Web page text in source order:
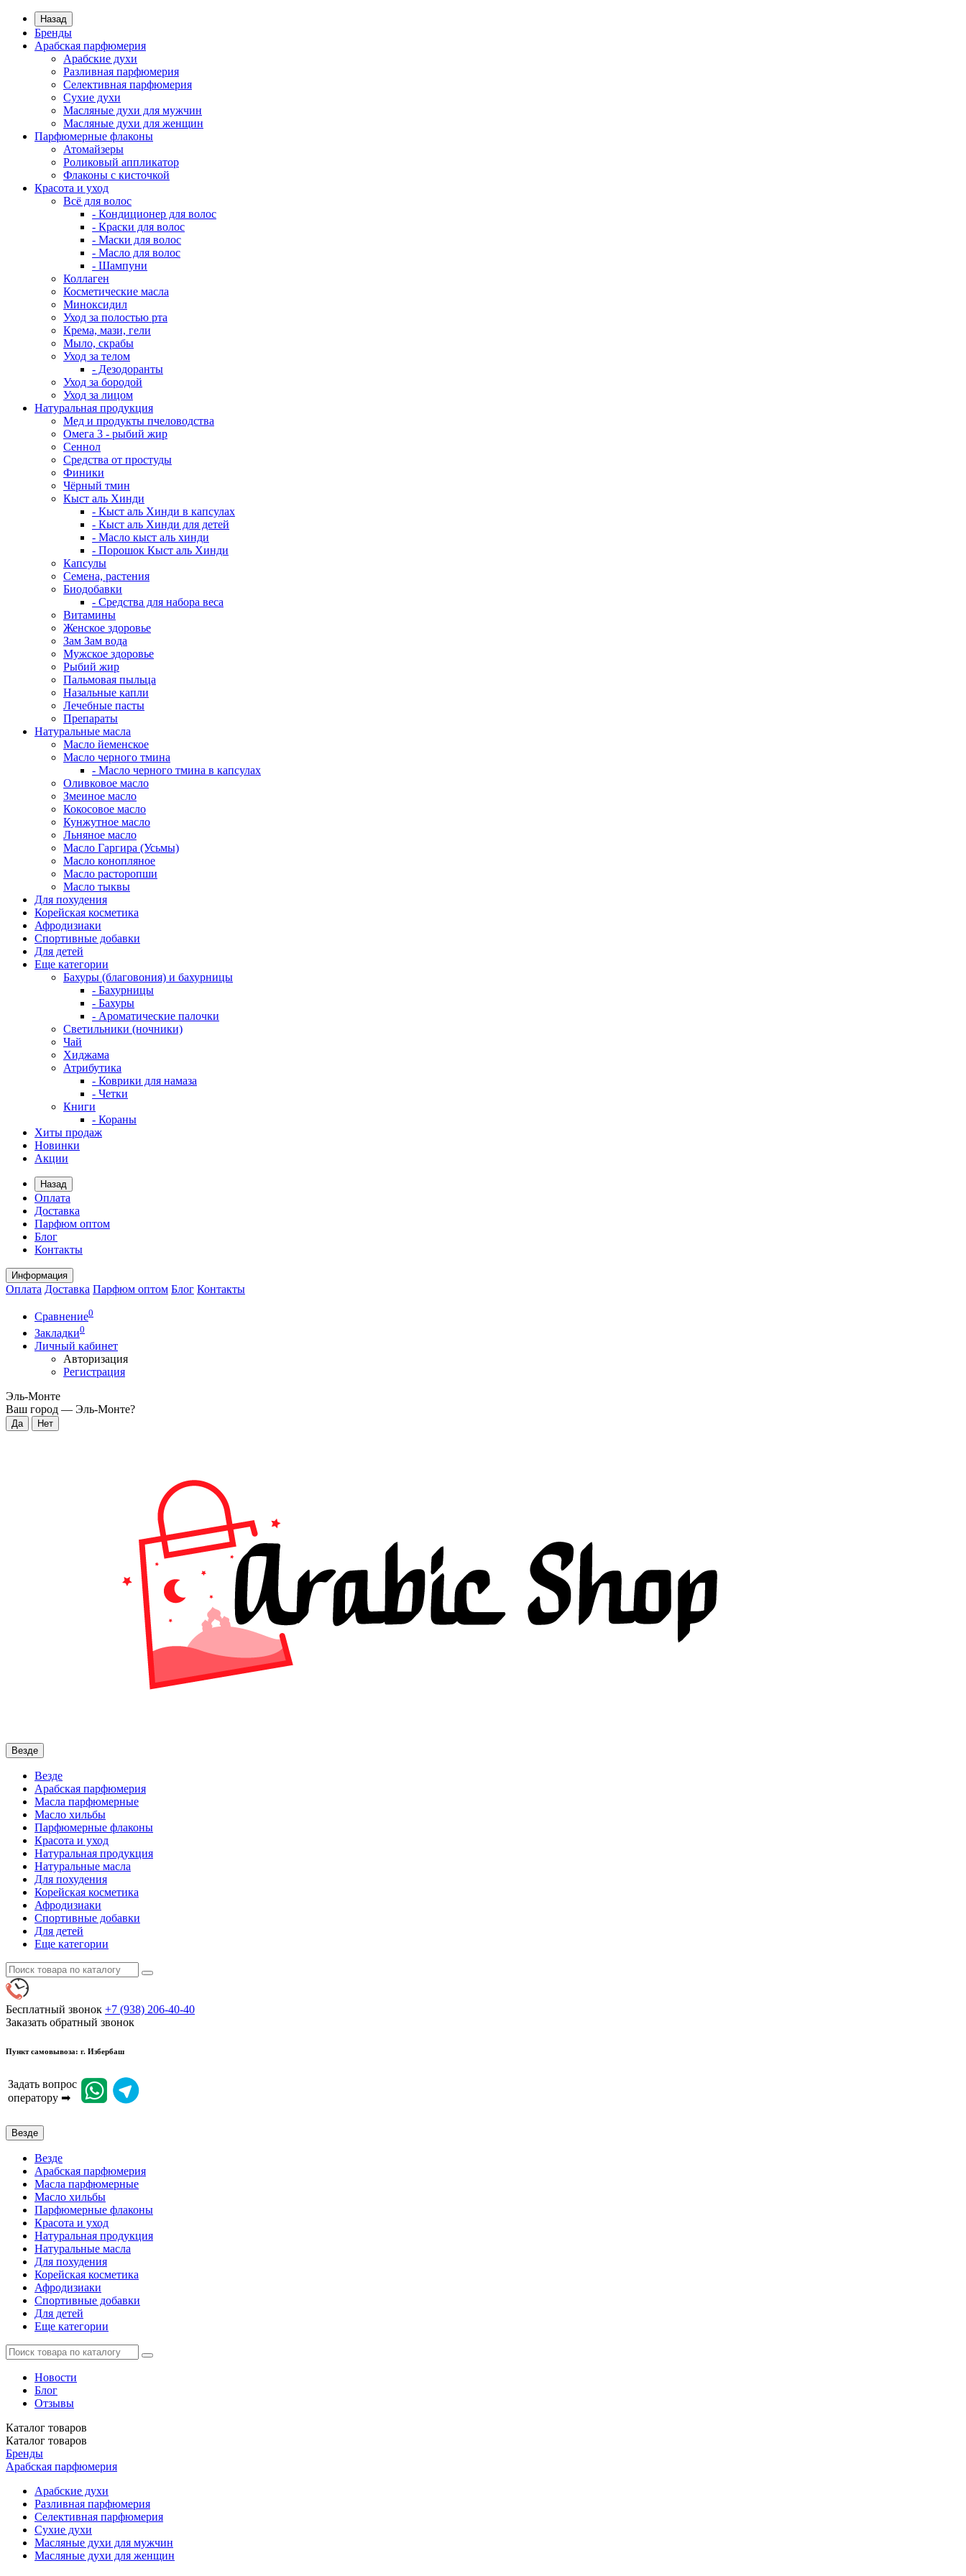
Назад
Бренды
Арабская парфюмерия
Арабские духи
Разливная парфюмерия
Селективная парфюмерия
Сухие духи
Масляные духи для мужчин
Масляные духи для женщин
Парфюмерные флаконы
Атомайзеры
Роликовый аппликатор
Флаконы с кисточкой
Красота и уход
Всё для волос
- Кондиционер для волос
- Краски для волос
- Маски для волос
- Масло для волос
- Шампуни
Коллаген
Косметические масла
Миноксидил
Уход за полостью рта
Крема, мази, гели
Мыло, скрабы
Уход за телом
- Дезодоранты
Уход за бородой
Уход за лицом
Натуральная продукция
Мед и продукты пчеловодства
Омега 3 - рыбий жир
Сеннол
Средства от простуды
Финики
Чёрный тмин
Кыст аль Хинди
- Кыст аль Хинди в капсулах
- Кыст аль Хинди для детей
- Масло кыст аль хинди
- Порошок Кыст аль Хинди
Капсулы
Семена, растения
Биодобавки
- Средства для набора веса
Витамины
Женское здоровье
Зам Зам вода
Мужское здоровье
Рыбий жир
Пальмовая пыльца
Назальные капли
Лечебные пасты
Препараты
Натуральные масла
Масло йеменское
Масло черного тмина
- Масло черного тмина в капсулах
Оливковое масло
Змеиное масло
Кокосовое масло
Кунжутное масло
Льняное масло
Масло Гаргира (Усьмы)
Масло конопляное
Масло расторопши
Масло тыквы
Для похудения
Корейская косметика
Афродизиаки
Спортивные добавки
Для детей
Еще категории
Бахуры (благовония) и бахурницы
- Бахурницы
- Бахуры
- Ароматические палочки
Светильники (ночники)
Чай
Хиджама
Атрибутика
- Коврики для намаза
- Четки
Книги
- Кораны
Хиты продаж
Новинки
Акции
Назад
Оплата
Доставка
Парфюм оптом
Блог
Контакты
Информация
Оплата Доставка Парфюм оптом Блог Контакты
Сравнение0
Закладки0
Личный кабинет
Авторизация
Регистрация
Эль-Монте
Ваш город — Эль-Монте?
Везде
Везде
Арабская парфюмерия
Масла парфюмерные
Масло хильбы
Парфюмерные флаконы
Красота и уход
Натуральная продукция
Натуральные масла
Для похудения
Корейская косметика
Афродизиаки
Спортивные добавки
Для детей
Еще категории
Бесплатный звонок +7 (938) 206-40-40
Заказать обратный звонок
Пункт самовывоза: г. Избербаш
Задать вопрос
оператору ➡
Везде
Везде
Арабская парфюмерия
Масла парфюмерные
Масло хильбы
Парфюмерные флаконы
Красота и уход
Натуральная продукция
Натуральные масла
Для похудения
Корейская косметика
Афродизиаки
Спортивные добавки
Для детей
Еще категории
Новости
Блог
Отзывы
Каталог товаров
Каталог товаров
Бренды
Арабская парфюмерия
Арабские духи
Разливная парфюмерия
Селективная парфюмерия
Сухие духи
Масляные духи для мужчин
Масляные духи для женщин